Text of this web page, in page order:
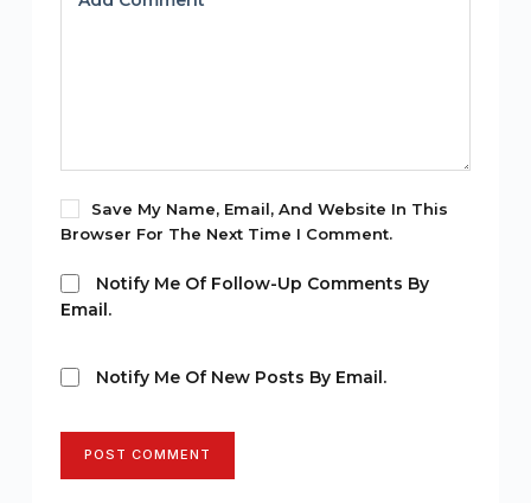
Save My Name, Email, And Website In This
Browser For The Next Time I Comment.
Notify Me Of Follow-Up Comments By
Email.
Notify Me Of New Posts By Email.
POST COMMENT